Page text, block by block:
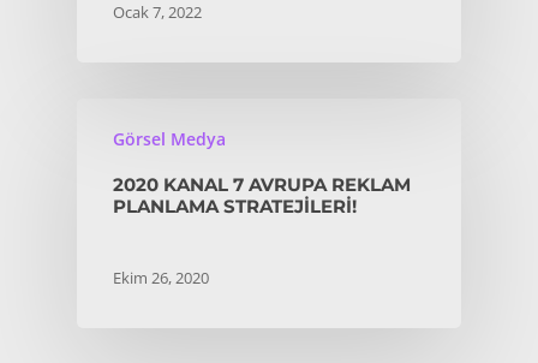
Ocak 7, 2022
Görsel Medya
2020 KANAL 7 AVRUPA REKLAM
PLANLAMA STRATEJILERI!
Ekim 26, 2020